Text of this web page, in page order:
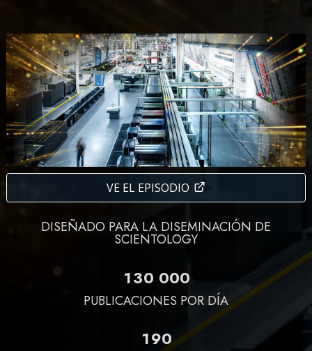
VE EL EPISODIO
DISEÑADO PARA LA DISEMINACIÓN DE
SCIENTOLOGY
130 000
PUBLICACIONES POR DÍA
190